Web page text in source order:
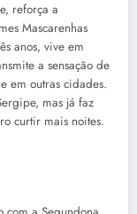
reforça a
Mascarenhas
anos, vive em
a sensação de
em outras cidades.
mas já faz
curtir mais noites.